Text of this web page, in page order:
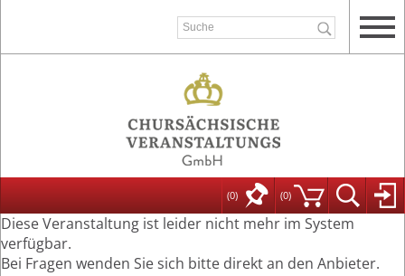
(0) (0)
Diese Veranstaltung ist leider nicht mehr im System
verfügbar.
Bei Fragen wenden Sie sich bitte direkt an den Anbieter.